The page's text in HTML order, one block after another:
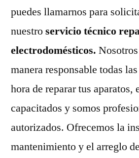
puedes llamarnos para
nuestroservicio técnico
electrodomésticos.
manera responsable todas
hora de reparar tus aparatos,
capacitados y somos
autorizados. Ofrecemos la
mantenimiento y el arreglo